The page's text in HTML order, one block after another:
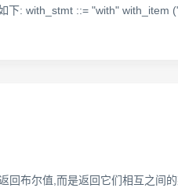
下: with_stmt ::= "with" with_item
回布尔值,而是返回它们相互之间